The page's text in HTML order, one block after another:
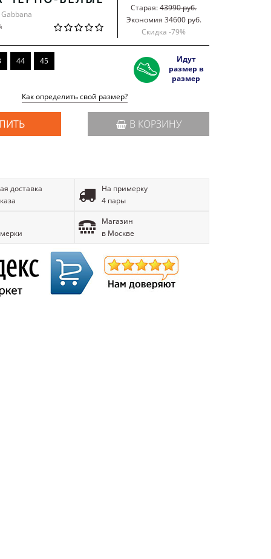
Старая:43990 руб.
Экономия 34600 руб.
Скидка -79%
44 45
Идут
размер в
размер
Как определить свой размер?
В КОРЗИНУ
доставка
На примерку
4 пары
Магазин
в Москве